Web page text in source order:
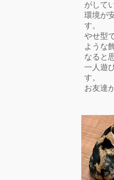
がして
環境が
す。
やせ型
ような
なると
一人遊
す。
お友達